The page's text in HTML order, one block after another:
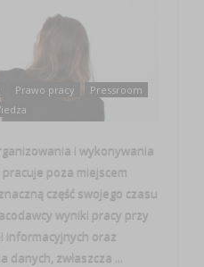
Prawo pracy
Pressroom
i wykonywania
poza miejscem
część swojego czasu
wyniki pracy przy
informacyjnych oraz
danych, zwłaszcza ...